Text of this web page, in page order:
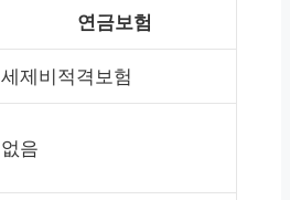
연금보험
세제비적격보험
없음